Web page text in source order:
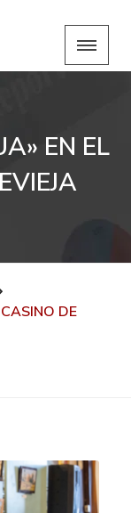
EN EL
DE